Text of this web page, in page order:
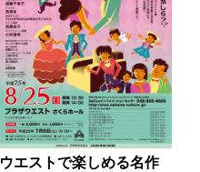
ウエストで楽しめる名作